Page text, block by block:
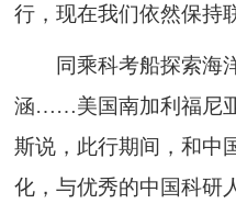
行，现在我们依然保持
同乘科考船探索海
涵……美国南加利福尼
斯说，此行期间，和中
化，与优秀的中国科研